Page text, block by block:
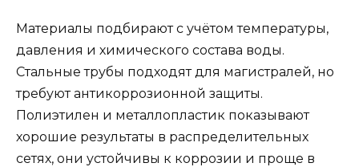
Материалы подбирают с учётом температуры,
давления и химического состава воды.
Стальные трубы подходят для магистралей, но
требуют антикоррозионной защиты.
Полиэтилен и металлопластик показывают
хорошие результаты в распределительных
сетях, они устойчивы к коррозии и проще в